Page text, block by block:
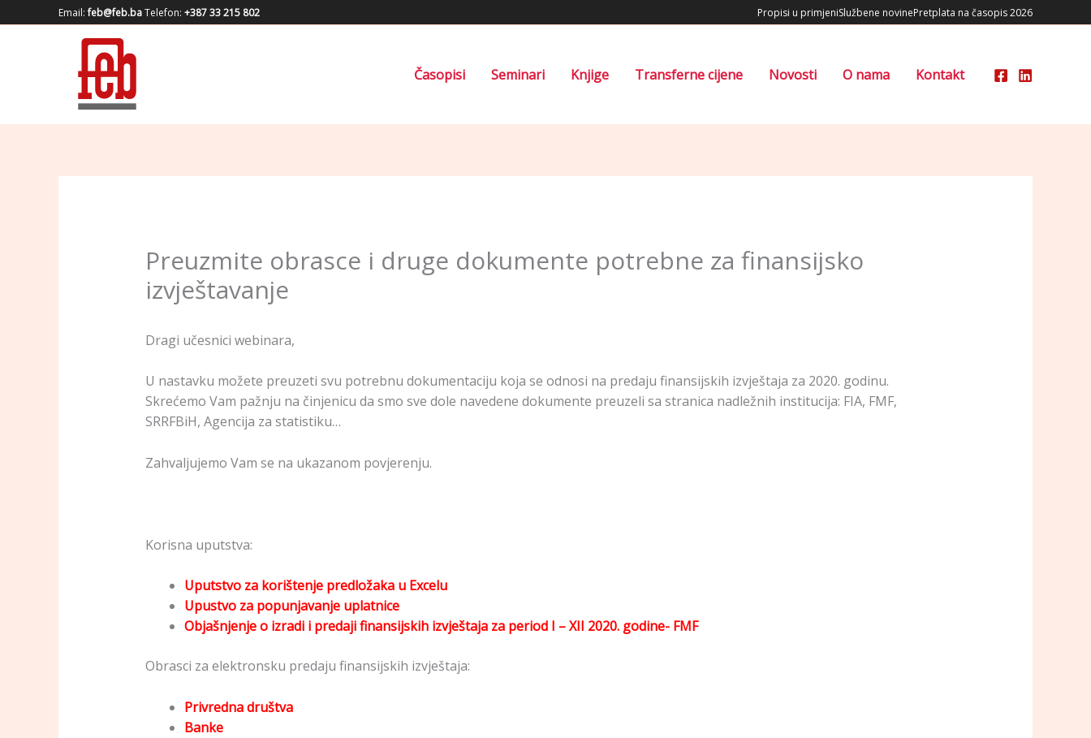
to
Email:feb@feb.baTelefon: +387 33 215 802 Propisi u primjeniSlužbene novinePretplata na časopis 2026
Časopisi Seminari Knjige Transferne cijene Novosti O nama Kontakt
Preuzmite obrasce i druge dokumente potrebne za finansijsko
izvještavanje
Dragi učesnici webinara,
U nastavku možete preuzeti svu potrebnu dokumentaciju koja se odnosi na predaju finansijskih izvještaja za 2020. godinu.
Skrećemo Vam pažnju na činjenicu da smo sve dole navedene dokumente preuzeli sa stranica nadležnih institucija: FIA, FMF,
SRRFBiH, Agencija za statistiku…
Zahvaljujemo Vam se na ukazanom povjerenju.
Korisna uputstva:
Uputstvo za korištenje predložaka u Excelu
Upustvo za popunjavanje uplatnice
Objašnjenje o izradi i predaji finansijskih izvještaja za period I – XII 2020. godine- FMF
Obrasci za elektronsku predaju finansijskih izvještaja:
Privredna društva
Banke